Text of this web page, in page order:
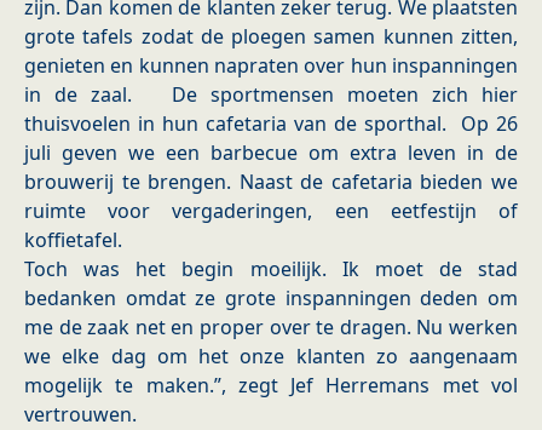
zijn. Dan komen de klanten zeker terug. We plaatsten
grote tafels zodat de ploegen samen kunnen zitten,
genieten en kunnen napraten over hun inspanningen
in de zaal. De sportmensen moeten zich hier
thuisvoelen in hun cafetaria van de sporthal. Op 26
juli geven we een barbecue om extra leven in de
brouwerij te brengen. Naast de cafetaria bieden we
ruimte voor vergaderingen, een eetfestijn of
koffietafel.
Toch was het begin moeilijk. Ik moet de stad
bedanken omdat ze grote inspanningen deden om
me de zaak net en proper over te dragen. Nu werken
we elke dag om het onze klanten zo aangenaam
mogelijk te maken.”, zegt Jef Herremans met vol
vertrouwen.